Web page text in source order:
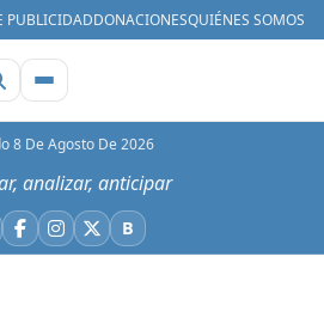
PUBLICIDADDONACIONESQUIÉNES SOMOS
8 De Agosto De 2026
analizar, anticipar
Facebook
Instagram
X BBluesky